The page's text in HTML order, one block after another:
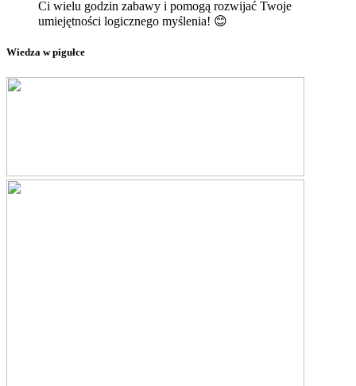
Ci wielu godzin zabawy i pomogą rozwijać Twoje
umiejętności logicznego myślenia! 😊
Wiedza w pigułce